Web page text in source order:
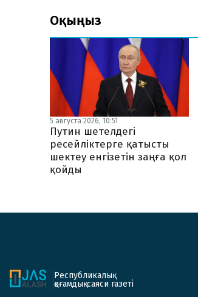
Оқыңыз
5 августа 2026, 10:51
Путин шетелдегі
ресейліктерге қатысты
шектеу енгізетін заңға қол
қойды
Республикалық
қоғамдық-саяси газеті